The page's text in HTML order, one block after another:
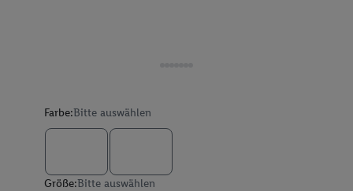
Farbe:Bitte auswählen
Größe:Bitte auswählen